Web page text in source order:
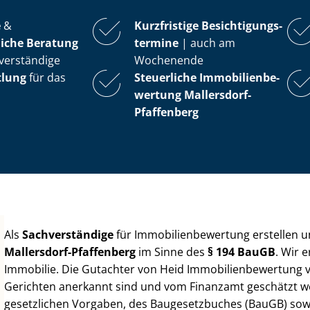
&
Beratung
Kurzfristige Be­sich­ti­gungs­
ter­mi­ne | auch am
Wochenende
für das
Steuerliche Im­mo­bi­li­en­be­
wer­tung Mallersdorf-
Pfaffenberg
AlsSachverständigefür Im­mo­bi­li­en­be­wer­tung erstellen
Mallersdorf-Pfaffenberg im Sinne des§ 194 BauGB. Wir
Immobilie. Die Gutachter von Heid Im­mo­bi­li­en­be­wer­tung
Gerichten anerkannt sind und vom Finanzamt geschätzt
gesetzlichen Vorgaben, des Baugesetzbuches (BauGB)